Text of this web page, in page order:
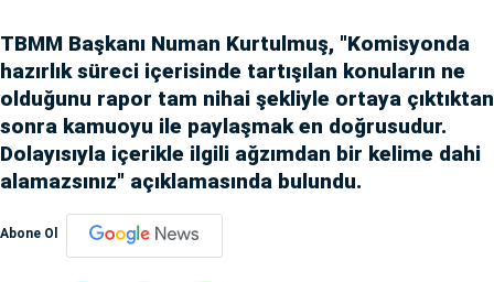
TBMM Başkanı Numan Kurtulmuş, "Komisyonda
hazırlık süreci içerisinde tartışılan konuların ne
olduğunu rapor tam nihai şekliyle ortaya çıktıktan
sonra kamuoyu ile paylaşmak en doğrusudur.
Dolayısıyla içerikle ilgili ağzımdan bir kelime dahi
alamazsınız" açıklamasında bulundu.
Abone Ol